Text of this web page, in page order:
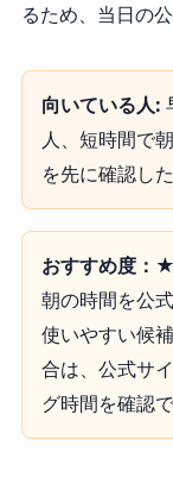
るため、当日の
向いている人:
人、短時間で
を先に確認した
おすすめ度
朝の時間を公
使いやすい候
合は、公式サ
グ時間を確認